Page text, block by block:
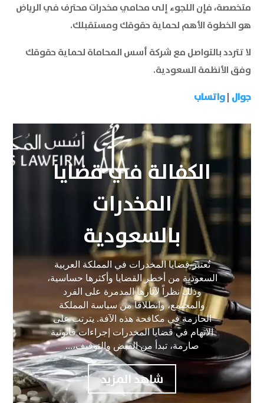
متخصصة، فإن اللجوء إلى محامي مخدرات محترف في الرياض
هو الخطوة الأهم لحماية حقوقك ومستقبلك.
لا تتردد بالتواصل مع شركة أسس المحاماة لحماية حقوقك
وفق الأنظمة السعودية.
جوال |واتساب
الكفالة في قضايا
المخدرات
بالسعودية
تُعتبر قضايا المخدرات في المملكة العربية
السعودية من أخطر القضايا وأكثرها حساسية،
وذلك نظراً لآثارها المدمرة على الفرد
والمجتمع، وانطلاقاً من سياسة المملكة
الحازمة في مكافحة هذه الآفة. يترتب على
الاتهام في قضايا المخدرات إجراءات قانونية
صارمة، تبدأ من القبض والتوقيف،...
شاهد المزيد